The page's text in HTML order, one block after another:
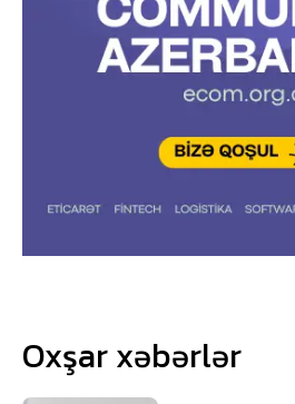
Oxşar xəbərlər